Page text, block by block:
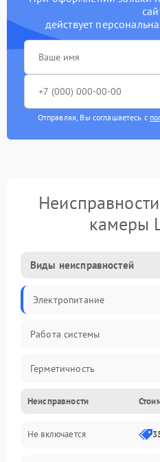
действует
Отправляя, Вы соглашаетесь с
камеры
Виды неисправностей
Электропитание
Работа системы
Герметичность
Механика
Неисправности
Не включается